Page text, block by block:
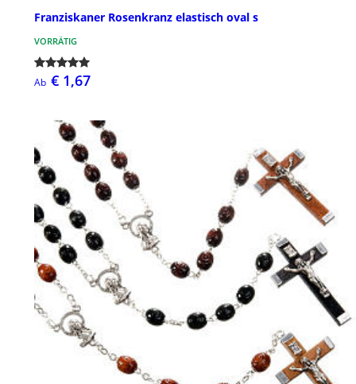
Franziskaner Rosenkranz elastisch oval s
VORRÄTIG
Ab € 1,67